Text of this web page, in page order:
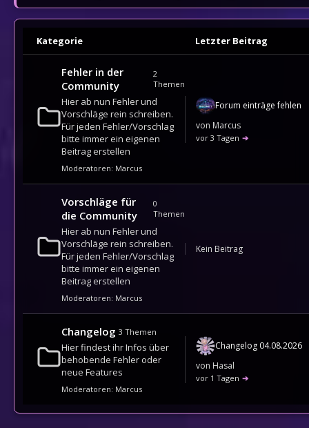
Kategorie Letzter Beitrag
Fehler in der
Community
2
Themen
Hier ab nun Fehler und
Vorschläge rein schreiben.
Für jeden Fehler/Vorschlag
bitte immer ein eigenen
Beitrag erstellen
Moderatoren: Marcus
Forum einträge fehlen
von Marcus
vor 3 Tagen ➔
Vorschläge für
die Community
0
Themen
Hier ab nun Fehler und
Vorschläge rein schreiben.
Für jeden Fehler/Vorschlag
bitte immer ein eigenen
Beitrag erstellen
Moderatoren: Marcus
Kein Beitrag
Changelog 3 Themen
Hier findest ihr Infos über
behobende Fehler oder
neue Features
Moderatoren: Marcus
Changelog 04.08.2026
von Hasal
vor 1 Tagen ➔